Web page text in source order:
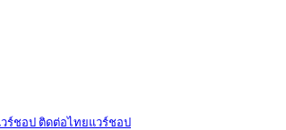
ติดต่อไทยแวร์ชอป